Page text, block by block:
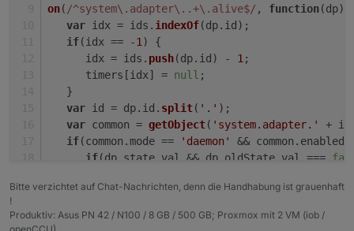
on( /^system\.adapter\..+\.alive$/ , function(dp)
var idx = ids. indexOf(dp. id);
if(idx == -1 ) {
      idx = ids.
push(dp. id) - 1 ;
      timers[idx] =
null ;
   }
var id = dp. id . split( '.' );
var common = getObject( 'system.adapter.'
+
if(common. mode == 'daemon' && common. enabled
if(dp. state val && dp. oldState val ===
         timers[idx] =
setTimeout(function() {
alarmMsg
common
' läuft
Bitte verzichtet auf Chat-Nachrichten, denn die Handhabung ist grauenhaft
!
Produktiv: Asus PN 42 / N100 / 8 GB / 500 GB; Proxmox mit 2 VM (iob /